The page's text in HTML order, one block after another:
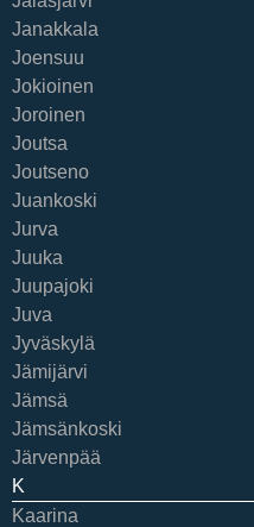
Janakkala
Joensuu
Jokioinen
Joroinen
Joutsa
Joutseno
Juankoski
Jurva
Juuka
Juupajoki
Juva
Jyväskylä
Jämijärvi
Jämsä
Jämsänkoski
Järvenpää
K
Kaarina